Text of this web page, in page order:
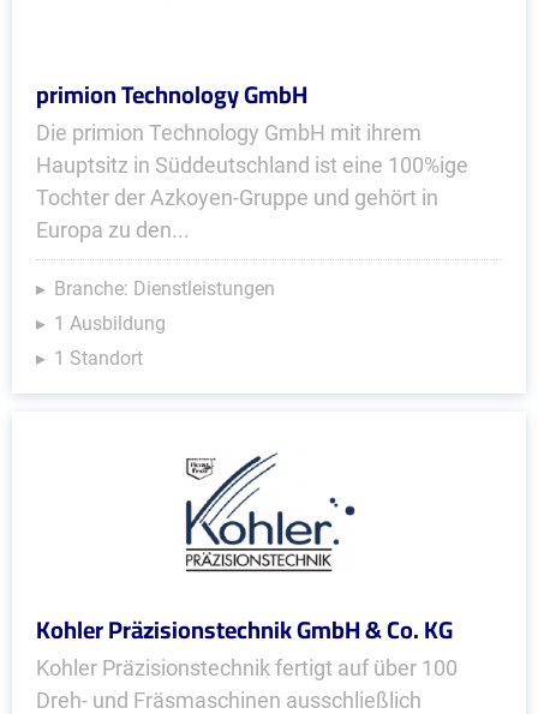
primion Technology GmbH
Die primion Technology GmbH mit ihrem
Hauptsitz in Süddeutschland ist eine 100%ige
Tochter der Azkoyen-Gruppe und gehört in
Europa zu den...
Branche: Dienstleistungen
1 Ausbildung
1 Standort
Kohler Präzisionstechnik GmbH & Co. KG
Kohler Präzisionstechnik fertigt auf über 100
Dreh- und Fräsmaschinen ausschließlich